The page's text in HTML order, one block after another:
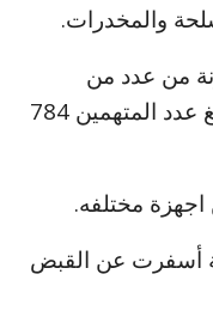
والمخدرات.
من عدد من
القوات النظامية عدد 396 بلاغ وبلغ عدد المتهمين 784
الأمنية 48 عملية أسفرت عن القبض